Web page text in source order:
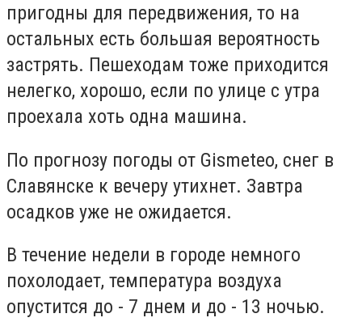
пригодны для передвижения, то на
остальных есть большая вероятность
застрять. Пешеходам тоже приходится
нелегко, хорошо, если по улице с утра
проехала хоть одна машина.
По прогнозу погоды от Gismeteo, снег в
Славянске к вечеру утихнет. Завтра
осадков уже не ожидается.
В течение недели в городе немного
похолодает, температура воздуха
опустится до - 7 днем и до - 13 ночью.